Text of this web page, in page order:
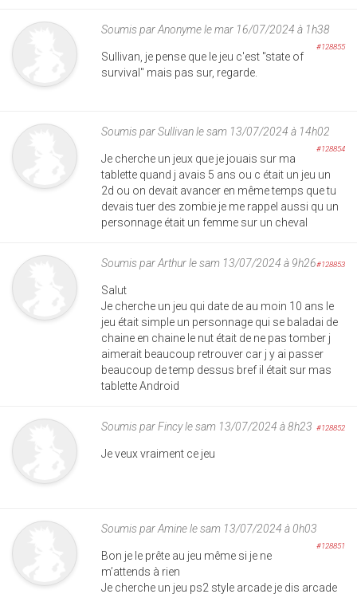
Soumis parAnonymele mar 16/07/2024 à 1h38
#128855
Sullivan, je pense que le jeu c'est "state of
survival" mais pas sur, regarde.
Soumis parSullivanle sam 13/07/2024 à 14h02
#128854
Je cherche un jeux que je jouais sur ma
tablette quand j avais 5 ans ou c était un jeu un
2d ou on devait avancer en même temps que tu
devais tuer des zombie je me rappel aussi qu un
personnage était un femme sur un cheval
Soumis parArthurle sam 13/07/2024 à 9h26#128853
Salut
Je cherche un jeu qui date de au moin 10 ans le
jeu était simple un personnage qui se baladai de
chaine en chaine le nut était de ne pas tomber j
aimerait beaucoup retrouver car j y ai passer
beaucoup de temp dessus bref il était sur mas
tablette Android
Soumis parFincyle sam 13/07/2024 à 8h23 #128852
Je veux vraiment ce jeu
Soumis parAminele sam 13/07/2024 à 0h03
#128851
Bon je le prête au jeu même si je ne
m’attends à rien
Je cherche un jeu ps2 style arcade je dis arcade